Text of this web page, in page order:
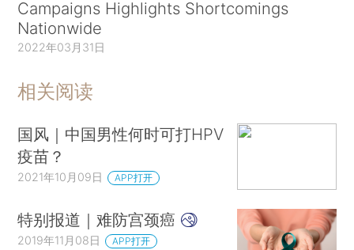
Campaigns Highlights Shortcomings
Nationwide
2022年03月31日
相关阅读
国风｜中国男性何时可打HPV
疫苗？
2021年10月09日 APP打开
特别报道｜难防宫颈癌
2019年11月08日 APP打开